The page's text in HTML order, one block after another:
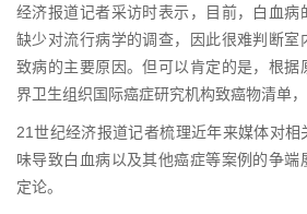
经济报道记者采访时表示，目前，白血病
缺少对流行病学的调查，因此很难判断室
致病的主要原因。但可以肯定的是，根据
界卫生组织国际癌症研究机构致癌物清单
21世纪经济报道记者梳理近年来媒体对
味导致白血病以及其他癌症等案例的争端
定论。